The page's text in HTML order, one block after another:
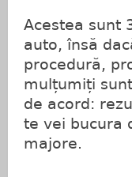
Acestea sunt
auto, însă
procedură,
mulțumiți
de acord:
te vei bucura
majore.